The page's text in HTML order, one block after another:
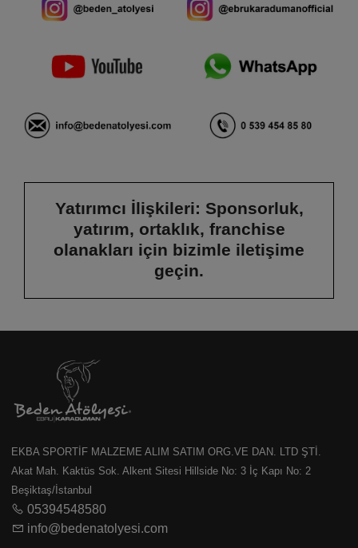
Yatırımcı İlişkileri: Sponsorluk,
yatırım, ortaklık, franchise
olanakları için bizimle iletişime
geçin.
EKBA SPORTİF MALZEME ALIM SATIM ORG.VE DAN. LTD ŞTİ.
Akat Mah. Kaktüs Sok. Alkent Sitesi Hillside No: 3 İç Kapı No: 2
Beşiktaş/İstanbul
05394548580
info@bedenatolyesi.com